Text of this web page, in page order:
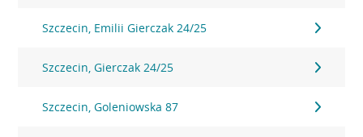
Szczecin, Emilii Gierczak 24/25
Szczecin, Gierczak 24/25
Szczecin, Goleniowska 87